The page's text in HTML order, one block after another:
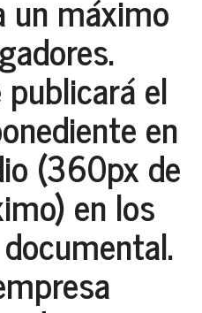
el
en
(360px de
en los